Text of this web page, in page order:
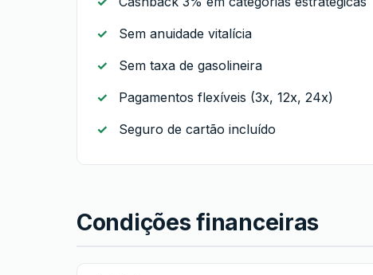
Sem anuidade vitalícia
Sem taxa de gasolineira
Pagamentos flexíveis (3x, 12x, 24x)
Seguro de cartão incluído
Condições financeiras